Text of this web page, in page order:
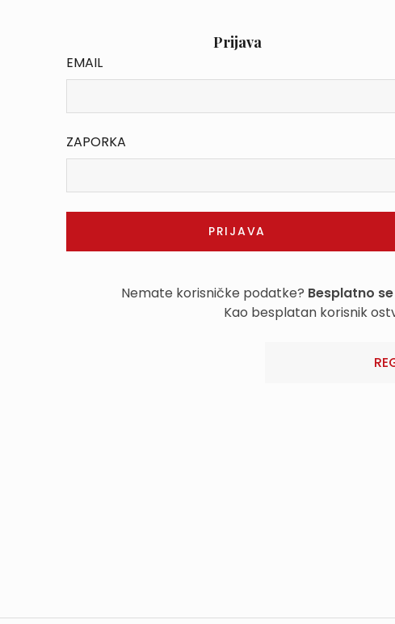
Prijava
EMAIL
ZAPORKA
Nemate korisničke podatke? Besplatno
Kao besplatan korisnik